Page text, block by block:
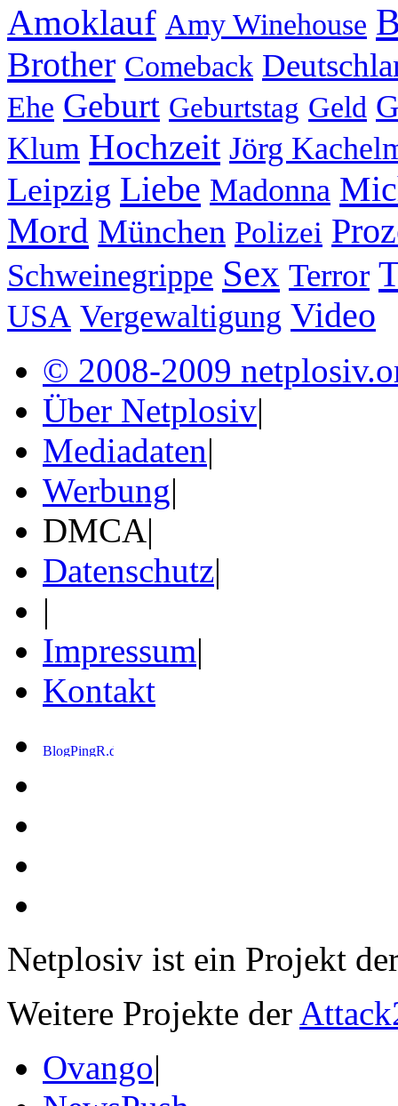
Amoklauf Amy Winehouse
Brother Comeback
Ehe Geburt Geburtstag Geld
Klum Hochzeit Jörg
Leipzig Liebe Madonna
Mord München Polizei
Schweinegrippe Sex Terror
USA Vergewaltigung Video
© 2008-2009
Über Netplosiv|
Mediadaten|
Werbung|
DMCA|
Datenschutz|
|
Impressum|
Kontakt
Netplosiv ist ein Projekt
Weitere Projekte der
Ovango|